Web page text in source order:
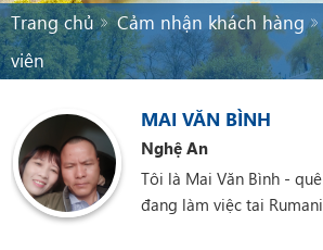
Trang chủ Cảm nhận khách hàng
viên
MAI VĂN BÌNH
Nghệ An
Tôi là Mai Văn Bình -
đang làm việc tai
2017 được công ty đưa